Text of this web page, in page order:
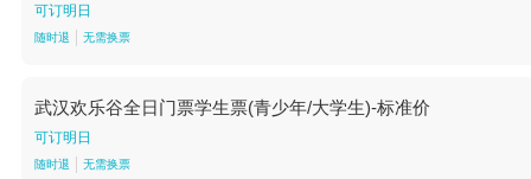
可订明日
随时退 无需换票
武汉欢乐谷全日门票学生票(青少年/大学生)-标准价
可订明日
随时退 无需换票